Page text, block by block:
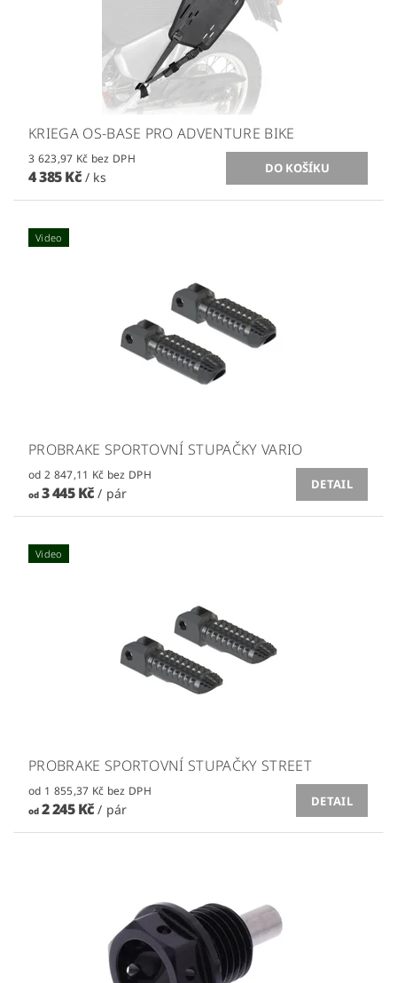
KRIEGA OS-BASE PRO ADVENTURE BIKE
3 623,97 Kč bez DPH
4 385 Kč / ks
Video
PROBRAKE SPORTOVNÍ STUPAČKY VARIO
od 2 847,11 Kč bez DPH
od3 445 Kč/ pár
DETAIL
Video
PROBRAKE SPORTOVNÍ STUPAČKY STREET
od 1 855,37 Kč bez DPH
od2 245 Kč/ pár
DETAIL